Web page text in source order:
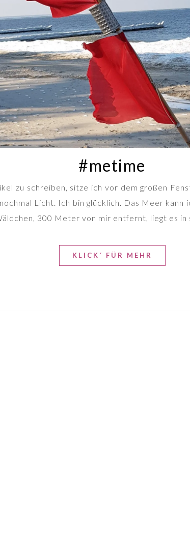
#metime
zu schreiben, sitze ich vor dem großen
Licht. Ich bin glücklich. Das Meer kann
300 Meter von mir entfernt, liegt es in
KLICK´ FÜR MEHR